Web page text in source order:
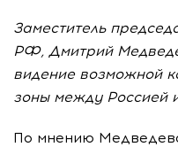
Заместитель
РФ, Дмитрий
видение возможной
зоны между Россией
По мнению